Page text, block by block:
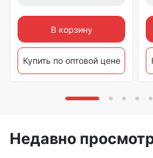
В корзину
Купить по оптовой цене
Недавно